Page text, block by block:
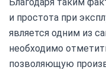
и простота при
является одним из
необходимо
позволяющую